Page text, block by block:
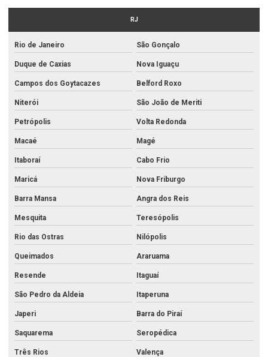
Análise de efluente sanitário
Análise de efluentes
Análise de efluentes acreditados
Análise de efluentes atmosféricos
Análise de efluentes hospitalares
Análise de efluentes industriais
Análise de efluentes líquidos
Análise de efluentes no rio de janeiro
Análise de efluentes no rj
Análise físico química e bacteriológica da água
Análise físico química da água
Análise físico química da água de poço
Análise físico química de efluentes
RJ
Rio de Janeiro São Gonçalo
Duque de Caxias Nova Iguaçu
Campos dos Goytacazes Belford Roxo
Niterói São João de Meriti
Petrópolis Volta Redonda
Macaé Magé
Itaboraí Cabo Frio
Maricá Nova Friburgo
Barra Mansa Angra dos Reis
Mesquita Teresópolis
Rio das Ostras Nilópolis
Queimados Araruama
Resende Itaguaí
São Pedro da Aldeia Itaperuna
Japeri Barra do Piraí
Saquarema Seropédica
Três Rios Valença